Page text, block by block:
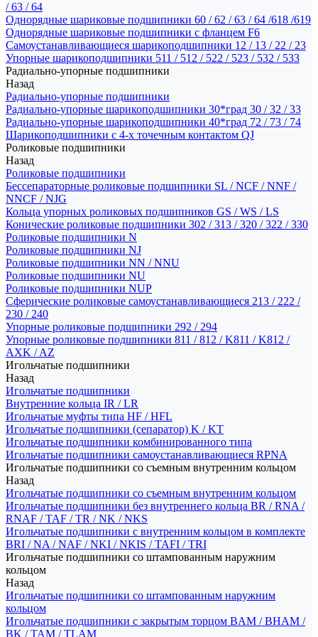
/ 63 / 64
Однорядные шариковые подшипники 60 / 62 / 63 / 64 /618 /619
Однорядные шариковые подшипники с фланцем F6
Самоустанавливающиеся шарикоподшипники 12 / 13 / 22 / 23
Упорные шарикоподшипники 511 / 512 / 522 / 523 / 532 / 533
Радиально-упорные подшипники
Назад
Радиально-упорные подшипники
Радиально-упорные шарикоподшипники 30*град 30 / 32 / 33
Радиально-упорные шарикоподшипники 40*град 72 / 73 / 74
Шарикоподшипники с 4-х точечным контактом QJ
Роликовые подшипники
Назад
Роликовые подшипники
Бессепараторные роликовые подшипники SL / NCF / NNF /
NNCF / NJG
Кольца упорных роликовых подшипников GS / WS / LS
Конические роликовые подшипники 302 / 313 / 320 / 322 / 330
Роликовые подшипники N
Роликовые подшипники NJ
Роликовые подшипники NN / NNU
Роликовые подшипники NU
Роликовые подшипники NUP
Сферические роликовые самоустанавливающиеся 213 / 222 /
230 / 240
Упорные роликовые подшипники 292 / 294
Упорные роликовые подшипники 811 / 812 / K811 / K812 /
AXK / AZ
Игольчатые подшипники
Назад
Игольчатые подшипники
Внутренние кольца IR / LR
Игольчатые муфты типа HF / HFL
Игольчатые подшипники (сепаратор) K / KT
Игольчатые подшипники комбинированного типа
Игольчатые подшипники самоустанавливающиеся RPNA
Игольчатые подшипники со съемным внутренним кольцом
Назад
Игольчатые подшипники со съемным внутренним кольцом
Игольчатые подшипники без внутреннего кольца BR / RNA /
RNAF / TAF / TR / NK / NKS
Игольчатые подшипники с внутренним кольцом в комплекте
BRI / NA / NAF / NKI / NKIS / TAFI / TRI
Игольчатые подшипники со штампованным наружним
кольцом
Назад
Игольчатые подшипники со штампованным наружним
кольцом
Игольчатые подшипники с закрытым торцом BAM / BHAM /
BK / TAM / TLAM